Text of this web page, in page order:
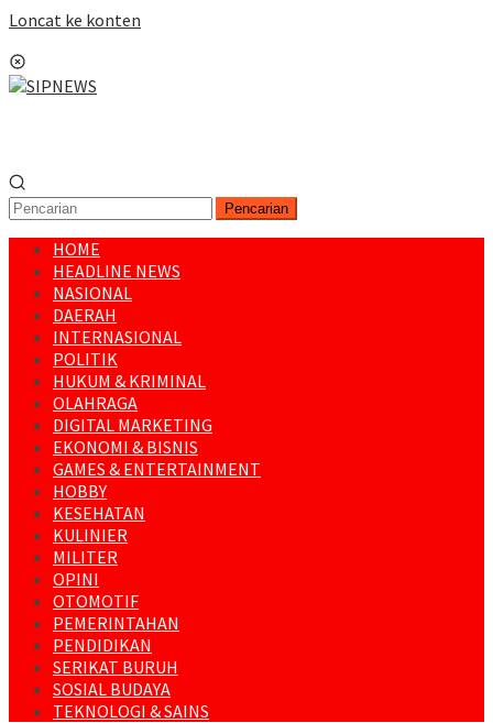
Loncat ke konten
Pencarian
HOME
HEADLINE NEWS
NASIONAL
DAERAH
INTERNASIONAL
POLITIK
HUKUM & KRIMINAL
OLAHRAGA
DIGITAL MARKETING
EKONOMI & BISNIS
GAMES & ENTERTAINMENT
HOBBY
KESEHATAN
KULINIER
MILITER
OPINI
OTOMOTIF
PEMERINTAHAN
PENDIDIKAN
SERIKAT BURUH
SOSIAL BUDAYA
TEKNOLOGI & SAINS